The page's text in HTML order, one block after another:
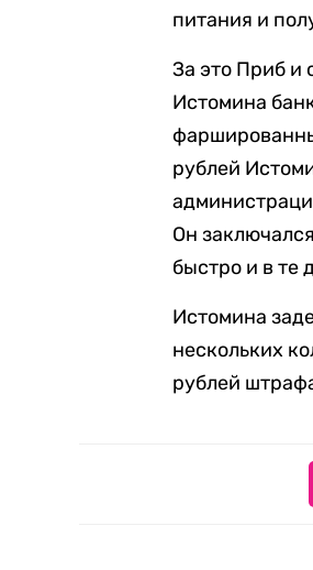
питания и
За это Приб и
Истомина
рублей
Он
быстро и в те
Истомина
нескольких
рублей